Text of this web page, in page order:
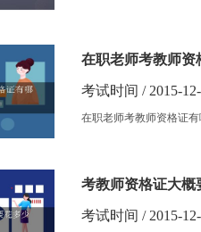
在职老师考教师资
考试时间 / 2015-
在职老师考教师资格证
考教师资格证大概
考试时间 / 2015-